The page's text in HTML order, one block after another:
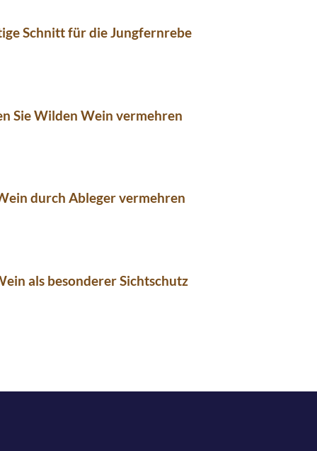
Schnitt für die Jungfernrebe
Sie Wilden Wein vermehren
durch Ableger vermehren
als besonderer Sichtschutz